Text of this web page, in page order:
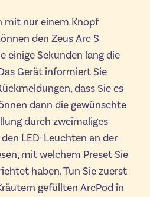
mit nur einem Knopf
den Zeus Arc S
einige Sekunden lang die
Gerät informiert Sie
dass Sie es
dann die gewünschte
durch zweimaliges
LED-Leuchten an der
mit welchem ​​Preset Sie
haben. Tun Sie zuerst
gefüllten ArcPod in